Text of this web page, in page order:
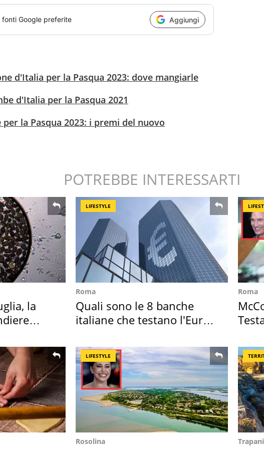
fonti Google preferite Aggiungi
d'Italia per la Pasqua 2023: dove mangiarle
d'Italia per la Pasqua 2021
la Pasqua 2023: i premi del nuovo
POTREBBE INTERESSARTI
la
LIFESTYLE
Roma
Quali sono le 8 banche
italiane che testano l'Euro
Roma
LIFESTYLE
Rosolina Trapani